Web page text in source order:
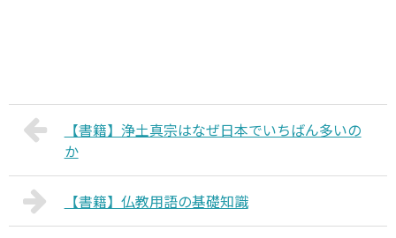
【書籍】浄土真宗はなぜ日本でいちばん多いの
か
【書籍】仏教用語の基礎知識